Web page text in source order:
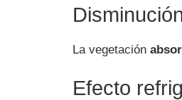
La vegetación
Efecto